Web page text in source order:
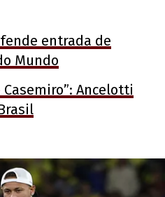
entrada de
Mundo
Ancelotti